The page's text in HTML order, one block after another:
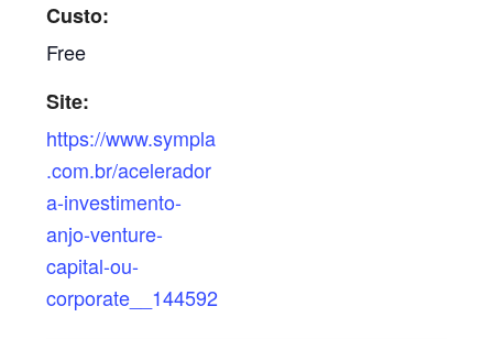
Custo:
Free
Site:
https://www.sympla
.com.br/acelerador
a-investimento-
anjo-venture-
capital-ou-
corporate__144592